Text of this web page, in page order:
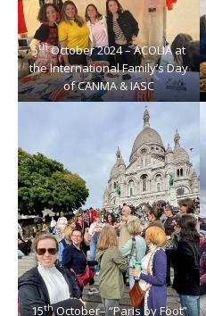
5thOctober 2024 – ACOLIA at
the International Family’s Day
of CANMA & IASC
15thOctober– “Paris by Foot”